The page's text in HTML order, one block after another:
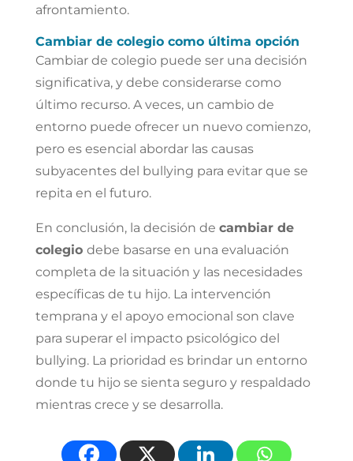
afrontamiento.
Cambiar de colegio como última opción
Cambiar de colegio puede ser una decisión
significativa, y debe considerarse como
último recurso. A veces, un cambio de
entorno puede ofrecer un nuevo comienzo,
pero es esencial abordar las causas
subyacentes del bullying para evitar que se
repita en el futuro.
En conclusión, la decisión de cambiar de
colegio debe basarse en una evaluación
completa de la situación y las necesidades
específicas de tu hijo. La intervención
temprana y el apoyo emocional son clave
para superar el impacto psicológico del
bullying. La prioridad es brindar un entorno
donde tu hijo se sienta seguro y respaldado
mientras crece y se desarrolla.